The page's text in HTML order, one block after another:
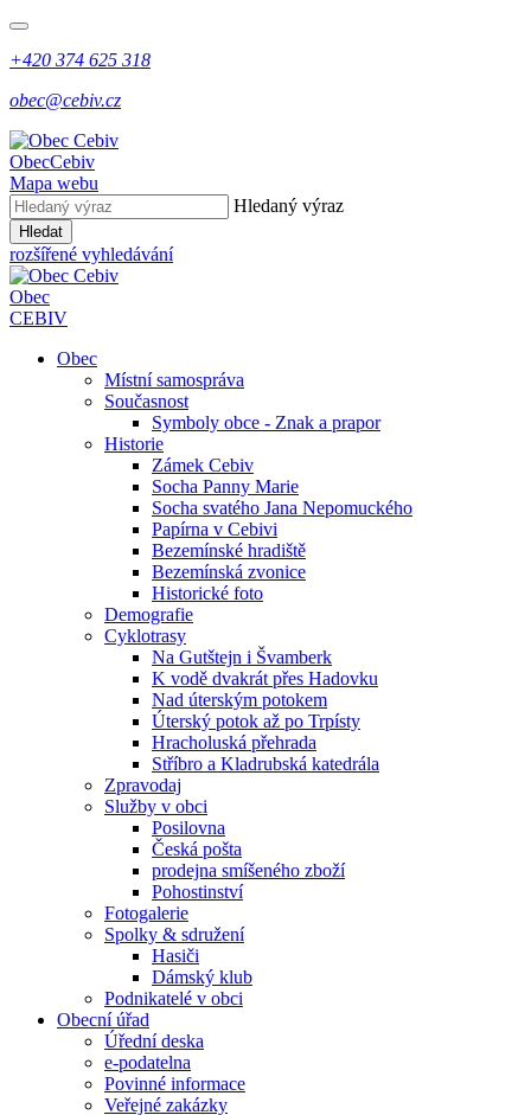
+420 374 625 318
obec@cebiv.cz
ObecCebiv
Mapa webu
Hledaný výraz
Hledat
rozšířené vyhledávání
Obec
CEBIV
Obec
Místní samospráva
Současnost
Symboly obce - Znak a prapor
Historie
Zámek Cebiv
Socha Panny Marie
Socha svatého Jana Nepomuckého
Papírna v Cebivi
Bezemínské hradiště
Bezemínská zvonice
Historické foto
Demografie
Cyklotrasy
Na Gutštejn i Švamberk
K vodě dvakrát přes Hadovku
Nad úterským potokem
Úterský potok až po Trpísty
Hracholuská přehrada
Stříbro a Kladrubská katedrála
Zpravodaj
Služby v obci
Posilovna
Česká pošta
prodejna smíšeného zboží
Pohostinství
Fotogalerie
Spolky & sdružení
Hasiči
Dámský klub
Podnikatelé v obci
Obecní úřad
Úřední deska
e-podatelna
Povinné informace
Veřejné zakázky